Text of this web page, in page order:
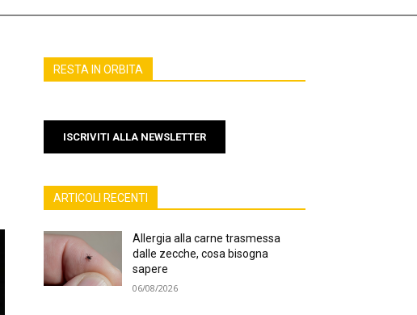
RESTA IN ORBITA
ISCRIVITI ALLA NEWSLETTER
ARTICOLI RECENTI
Allergia alla carne trasmessa
dalle zecche, cosa bisogna
sapere
06/08/2026